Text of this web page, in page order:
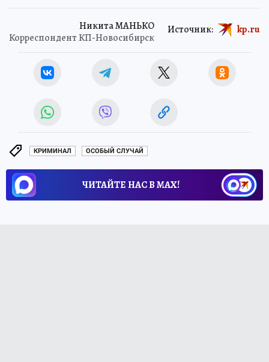
Никита МАНЬКО
Корреспондент КП-Новосибирск
Источник: kp.ru
КРИМИНАЛ ОСОБЫЙ СЛУЧАЙ
ЧИТАЙТЕ НАС В МАХ!